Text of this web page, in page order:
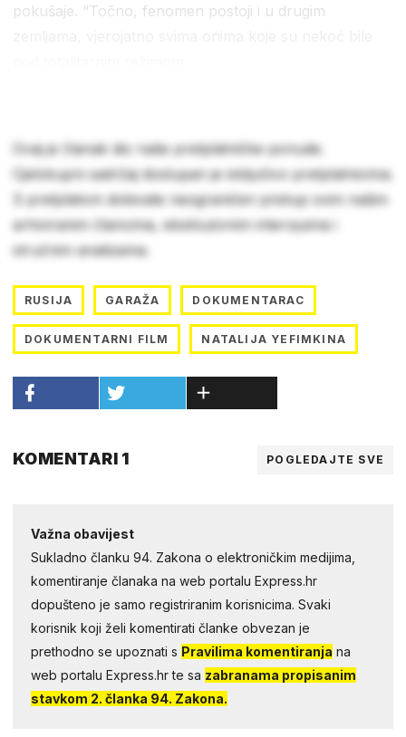
pokušaje. “Točno, fenomen postoji i u drugim
Ovaj je članak dio naše pretplatničke ponude.
Cjelokupni sadržaj dostupan je isključivo pretplatnicima.
S pretplatom dobivate neograničen pristup svim našim
arhiviranim člancima, ekskluzivnim intervjuima i
stručnim analizama.
RUSIJA GARAŽA DOKUMENTARAC
DOKUMENTARNI FILM NATALIJA YEFIMKINA
KOMENTARI 1 POGLEDAJTE SVE
Važna obavijest
Sukladno članku 94. Zakona o elektroničkim medijima,
komentiranje članaka na web portalu Express.hr
dopušteno je samo registriranim korisnicima. Svaki
korisnik koji želi komentirati članke obvezan je
prethodno se upoznati s Pravilima komentiranja na
web portalu Express.hr te sa zabranama propisanim
stavkom 2. članka 94. Zakona.